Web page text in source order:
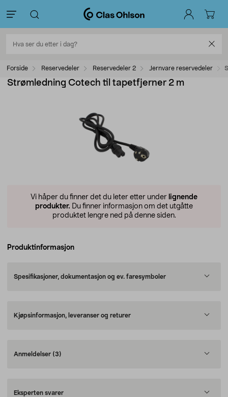
Forside Reservedeler Reservedeler 2 Jernvare reservedeler
Strømledning Cotech til tapetfjerner 2 m
Vi håper du finner det du leter etter under lignende
produkter. Du finner informasjon om det utgåtte
produktet lengre ned på denne siden.
Produktinformasjon
Spesifikasjoner, dokumentasjon og ev. faresymboler
Kjøpsinformasjon, leveranser og returer
Anmeldelser (3)
Eksperten svarer